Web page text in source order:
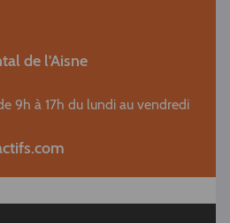
de l'Aisne
9h à 17h du lundi au vendredi